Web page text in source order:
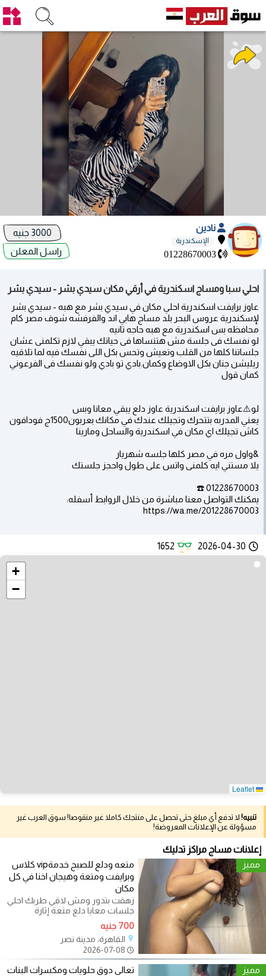
نادين
الإسكندرية
01228670003
راسل المعلن
احلي سبا ومساج اسكندرية في أرقي مكان سيدي بشر - سيدي بشر
عاوز برايفت اسكندرية احلي مكان في سيدي بشر مع هبه - سيدي بشر
لإسكندرية عروس البحر بلد مساج هابي اند والفرفشه شوف مصر كام
محافظه بس اسكندرية مع هبه حاجه تانيه
لو نفسك فى جلسة مش هتنساها فى حياتك يبقي لازم تكلمنى عشان
جلساتنا كلها من القلب وتعيش وتحس بكل اللى نفسك فيه لما تلاقيه
ريليشن جنان بكل الاوضاع وكمان.بادي تو بادي ولو نفسك فى الفرعوني
كمان قول
لو⚠️عاوز برايفت اسكندرية عاوز دلع يبقي معانا وبس
يعني المدربه بتتحرك وتجيلك عندك في مكانك بعربون1500ج فودافون
كاش تجيلك اي مكان في اسكندرية والساحل ومارينا
&واول مره في مصر كلها جلسه شهريار
يلا مستني ايه كلمنى واتس على طول واحجز جلستك
01228670003 ☎️
يمكنك التواصل معنا مباشرة من خلال الروابط أسفله:
https://wa.me/201228670003
2026-04-30
1652
+
−
تنبيه! لا تدفع أي مبلغ حتى تحصل على منتجك كاملا غير منقوصا! سوق العرب غير
مسؤولة عن الإعلانات المعروضة!
إعلانات مساج مراكز تدليك
مميز
متعه ودلع للصبح خدمةvip كلاس
وبرايفت ومتعة وهيجان اخنا في كل
مكان
زهقت بتدور ومش لاقي طربك احلي
جلسات معايا دلع متعة إثارة
خصوصية استرخاء هابي بدي بلو
فرعوني
700 جنيه
القاهرة، مدينة نصر
مميز
تعالي دوق حلويات ومكسرات البنات